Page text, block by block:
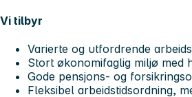
Vi tilbyr
Varierte og utfordrende
Stort økonomifaglig miljø med
Gode pensjons- og
Fleksibel arbeidstidsordning,